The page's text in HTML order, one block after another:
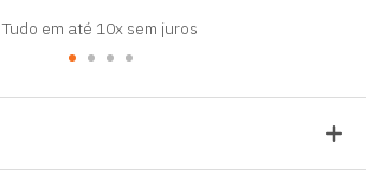
Tudo em até 10x sem juros